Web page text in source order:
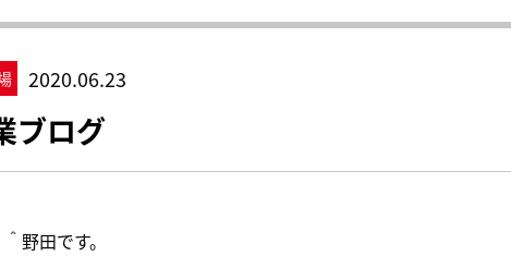
2020.06.23
ブログ
野田です。